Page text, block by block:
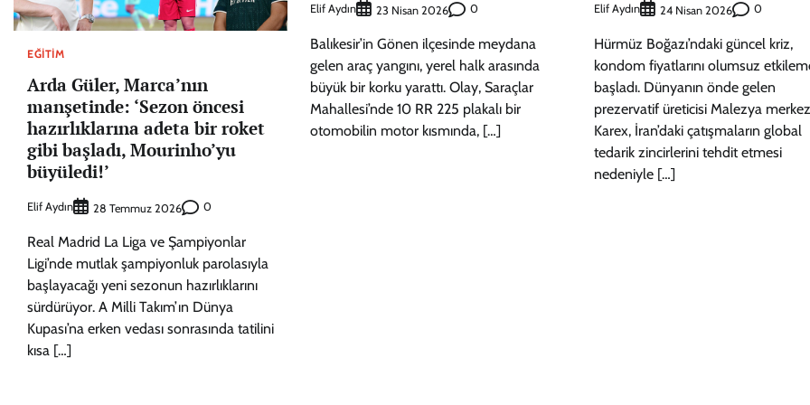
EĞITIM
Arda Güler, Marca’nın
manşetinde: ‘Sezon öncesi
hazırlıklarına adeta bir roket
gibi başladı, Mourinho’yu
büyüledi!’
Elif Aydın 28 Temmuz 2026 0
Real Madrid La Liga ve Şampiyonlar
Ligi’nde mutlak şampiyonluk parolasıyla
başlayacağı yeni sezonun hazırlıklarını
sürdürüyor. A Milli Takım’ın Dünya
Kupası’na erken vedası sonrasında tatilini
kısa […]
Elif Aydın 23 Nisan 2026 0
Balıkesir’in Gönen ilçesinde meydana
gelen araç yangını, yerel halk arasında
büyük bir korku yarattı. Olay, Saraçlar
Mahallesi’nde 10 RR 225 plakalı bir
otomobilin motor kısmında, […]
Elif Aydın 24 Nisan 2026 0
Hürmüz Boğazı’ndaki güncel kriz,
kondom fiyatlarını olumsuz
başladı. Dünyanın önde gelen
prezervatif üreticisi Malezya
Karex, İran’daki çatışmaların global
tedarik zincirlerini tehdit etmesi
nedeniyle […]